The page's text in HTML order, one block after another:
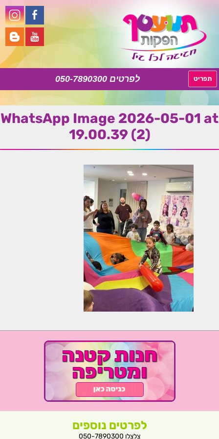
050-7890300 תפריט
לתוכן
WhatsApp Image 2026-05-01 at
19.00.39 (2)
לפרטים נוספים
צלצלו 050-7890300